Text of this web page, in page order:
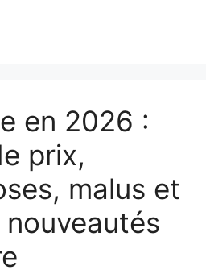
en 2026 :
prix,
malus et